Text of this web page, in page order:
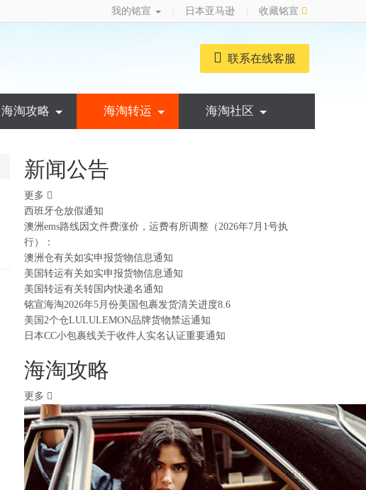
我的铭宣 日本亚马逊
收藏铭宣
联系在线客服
海淘攻略 海淘转运 海淘社区
新闻公告
更多
西班牙仓放假通知
澳洲ems路线因文件费涨价，运费有所调整（2026年7月1号执
行）：
澳洲仓有关如实申报货物信息通知
美国转运有关如实申报货物信息通知
美国转运有关转国内快递名通知
铭宣海淘2026年5月份美国包裹发货清关进度8.6
美国2个仓LULULEMON品牌货物禁运通知
日本CC小包裹线关于收件人实名认证重要通知
海淘攻略
更多